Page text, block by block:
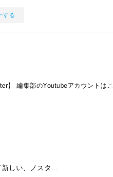
する
】
編集部のYoutubeアカウントはこ
しい、ノスタ…